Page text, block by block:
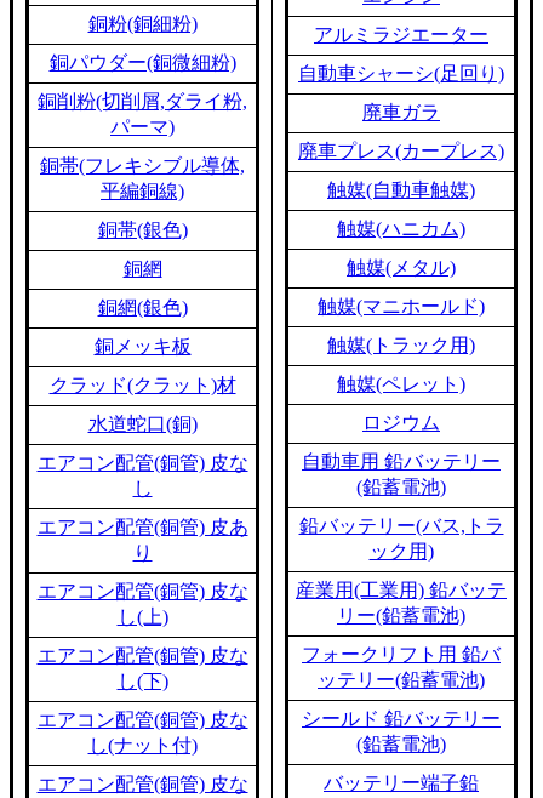
銅粉(銅細粉)
銅パウダー(銅微細粉)
銅削粉(切削屑,ダライ粉,
パーマ)
銅帯(フレキシブル導体,
平編銅線)
銅帯(銀色)
銅網
銅網(銀色)
銅メッキ板
クラッド(クラット)材
水道蛇口(銅)
エアコン配管(銅管) 皮な
し
エアコン配管(銅管) 皮あ
り
エアコン配管(銅管) 皮な
し(上)
エアコン配管(銅管) 皮な
し(下)
エアコン配管(銅管) 皮な
し(ナット付)
エアコン配管(銅管) 皮な
アルミラジエーター
自動車シャーシ(足回り)
廃車ガラ
廃車プレス(カープレス)
触媒(自動車触媒)
触媒(ハニカム)
触媒(メタル)
触媒(マニホールド)
触媒(トラック用)
触媒(ペレット)
ロジウム
自動車用 鉛バッテリー
(鉛蓄電池)
鉛バッテリー(バス,トラ
ック用)
産業用(工業用) 鉛バッテ
リー(鉛蓄電池)
フォークリフト用 鉛バ
ッテリー(鉛蓄電池)
シールド 鉛バッテリー
(鉛蓄電池)
バッテリー端子鉛